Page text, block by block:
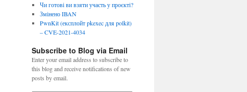
Чи готові ви взяти участь у проєкті?
Змінено IBAN
PwnKit (експлойт pkexec для polkit)
– CVE-2021-4034
Subscribe to Blog via Email
Enter your email address to subscribe to
this blog and receive notifications of new
posts by email.